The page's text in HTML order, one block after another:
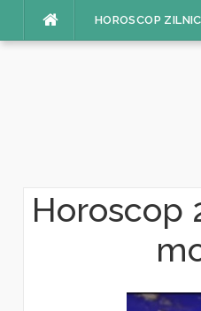
HOROSCOP ZILNIC
Horoscop